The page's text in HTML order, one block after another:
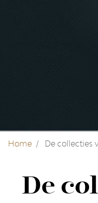
Home De collecties
De